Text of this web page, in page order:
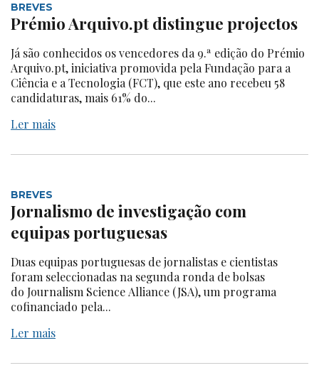
BREVES
Prémio Arquivo.pt distingue projectos
Já são conhecidos os vencedores da 9.ª edição do Prémio
Arquivo.pt, iniciativa promovida pela Fundação para a
Ciência e a Tecnologia (FCT), que este ano recebeu 58
candidaturas, mais 61% do...
Ler mais
BREVES
Jornalismo de investigação com
equipas portuguesas
Duas equipas portuguesas de jornalistas e cientistas
foram seleccionadas na segunda ronda de bolsas
do Journalism Science Alliance (JSA), um programa
cofinanciado pela...
Ler mais